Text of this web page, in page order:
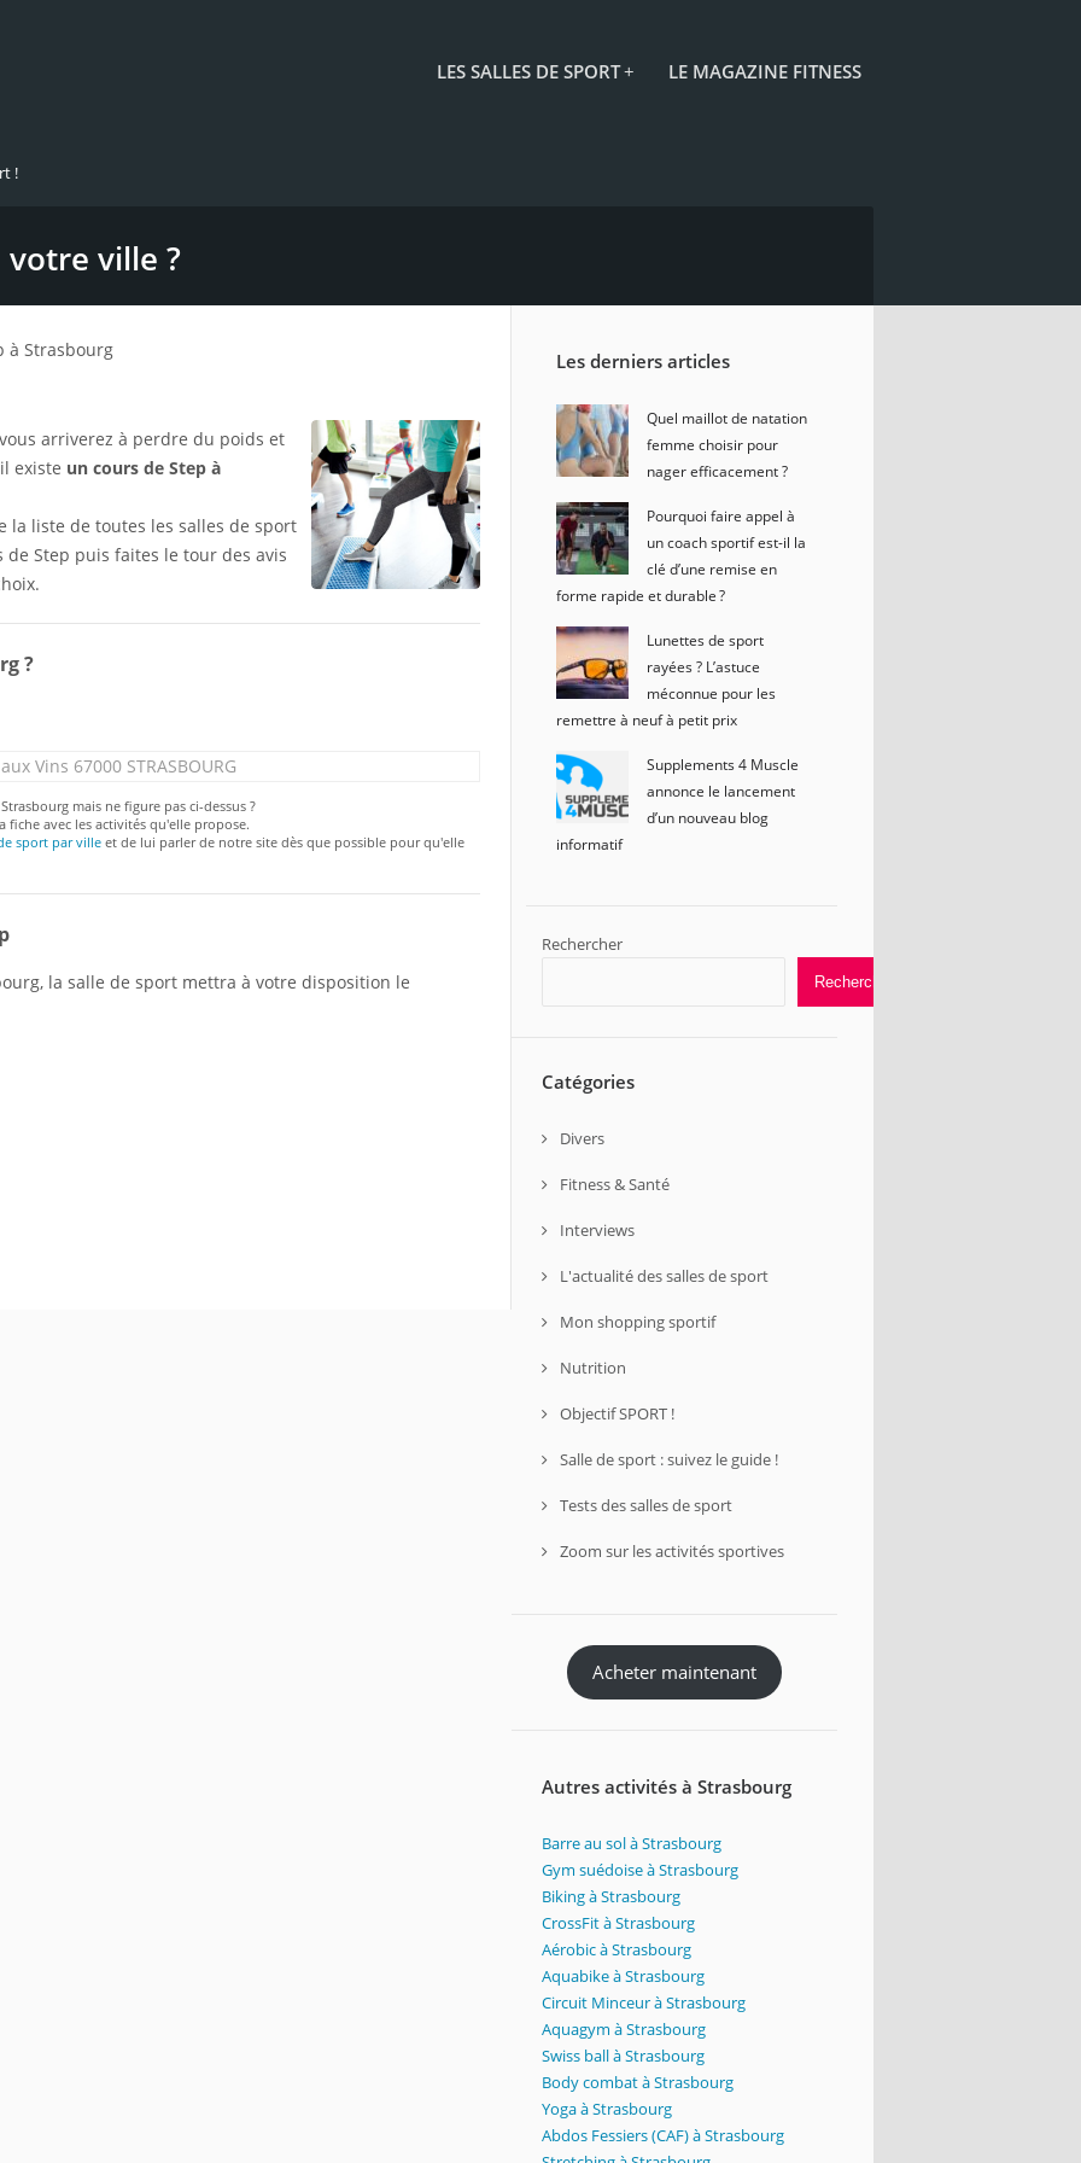
LES SALLES DE SPORT+ LE MAGAZINE FITNESS
!
ville ?
à Strasbourg
arriverez à perdre du poids et
existe un cours de Step à
la liste de toutes les salles de sport
Step puis faites le tour des avis
?
Vins 67000 STRASBOURG
mais ne figure pas ci-dessus ?
fiche avec les activités qu'elle propose.
sport par ville et de lui parler de notre site dès que possible pour qu'elle
la salle de sport mettra à votre disposition le
Les derniers articles
Quel maillot de natation
femme choisir pour
nager efficacement ?
Pourquoi faire appel à
un coach sportif est-il la
clé d’une remise en
forme rapide et durable ?
Lunettes de sport
rayées ? L’astuce
méconnue pour les
remettre à neuf à petit prix
Supplements 4 Muscle
annonce le lancement
d’un nouveau blog
informatif
Rechercher
Rechercher
Catégories
Divers
Fitness & Santé
Interviews
L'actualité des salles de sport
Mon shopping sportif
Nutrition
Objectif SPORT !
Salle de sport : suivez le guide !
Tests des salles de sport
Zoom sur les activités sportives
Acheter maintenant
Autres activités à Strasbourg
Barre au sol à Strasbourg
Gym suédoise à Strasbourg
Biking à Strasbourg
CrossFit à Strasbourg
Aérobic à Strasbourg
Aquabike à Strasbourg
Circuit Minceur à Strasbourg
Aquagym à Strasbourg
Swiss ball à Strasbourg
Body combat à Strasbourg
Yoga à Strasbourg
Abdos Fessiers (CAF) à Strasbourg